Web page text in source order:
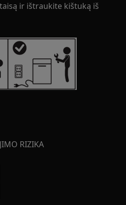
ir ištraukite kištuką iš
RIZIKA